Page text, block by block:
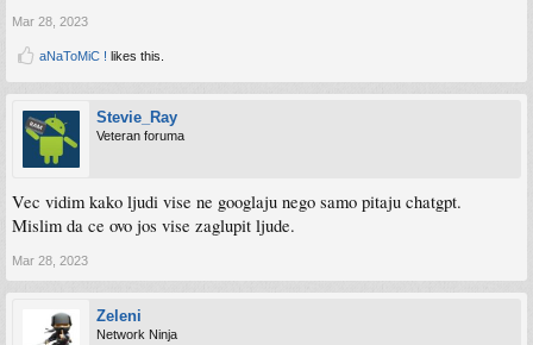
Mar 28, 2023
aNaToMiC ! likes this.
Stevie_Ray
Veteran foruma
Vec vidim kako ljudi vise ne googlaju nego samo pitaju chatgpt.
Mislim da ce ovo jos vise zaglupit ljude.
Mar 28, 2023
Zeleni
Network Ninja